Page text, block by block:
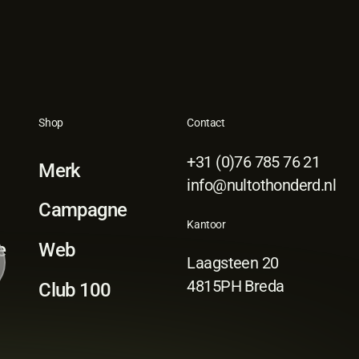
Shop
Merk
Campagne
Web
Club 100
Contact
+31 (0)76 785 76 21
info@nultothonderd.nl
Kantoor
Laagsteen 20
4815PH Breda